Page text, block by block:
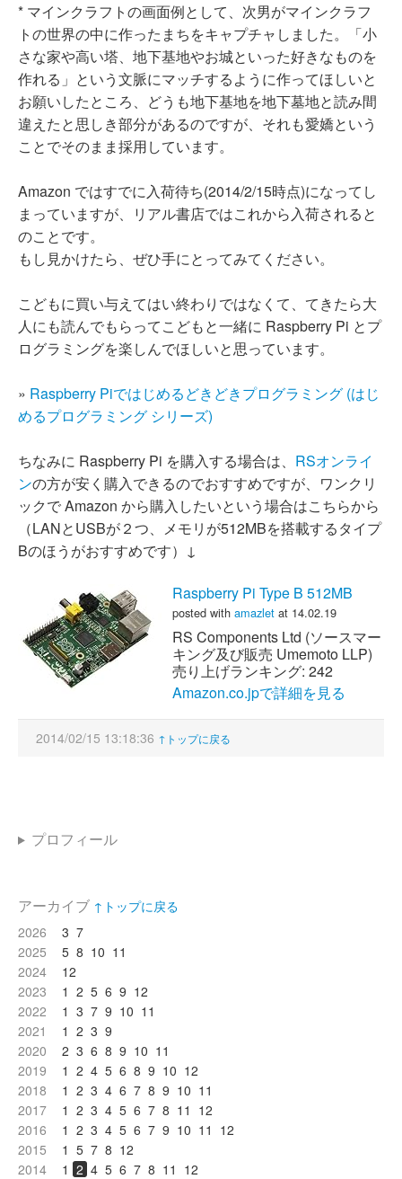
* マインクラフトの画面例として、次男がマインクラフ
トの世界の中に作ったまちをキャプチャしました。「小
さな家や高い塔、地下基地やお城といった好きなものを
作れる」という文脈にマッチするように作ってほしいと
お願いしたところ、どうも地下基地を地下墓地と読み間
違えたと思しき部分があるのですが、それも愛嬌という
ことでそのまま採用しています。
Amazon ではすでに入荷待ち(2014/2/15時点)になってし
まっていますが、リアル書店ではこれから入荷されると
のことです。
もし見かけたら、ぜひ手にとってみてください。
こどもに買い与えてはい終わりではなくて、てきたら大
人にも読んでもらってこどもと一緒に Raspberry Pi とプ
ログラミングを楽しんでほしいと思っています。
» Raspberry Piではじめるどきどきプログラミング (はじ
めるプログラミング シリーズ)
ちなみに Raspberry Pi を購入する場合は、 RSオンライ
ンの方が安く購入できるのでおすすめですが、ワンクリ
ックで Amazon から購入したいという場合はこちらから
（LANとUSBが２つ、メモリが512MBを搭載するタイプ
Bのほうがおすすめです）↓
Raspberry Pi Type B 512MB
posted with amazlet at 14.02.19
RS Components Ltd (ソースマー
キング及び販売 Umemoto LLP)
売り上げランキング: 242
Amazon.co.jpで詳細を見る
2014/02/15 13:18:36 ↑トップに戻る
プロフィール
アーカイブ ↑トップに戻る
2026
3 7
2025
5 8 10 11
2024
12
2023
1 2 5 6 9 12
2022
1 3 7 9 10 11
2021
1 2 3 9
2020
2 3 6 8 9 10 11
2019
1 2 4 5 6 8 9 10 12
2018
1 2 3 4 6 7 8 9 10 11
2017
1 2 3 4 5 6 7 8 11 12
2016
1 2 3 4 5 6 7 9 10 11 12
2015
1 5 7 8 12
2014
1 2 4 5 6 7 8 11 12